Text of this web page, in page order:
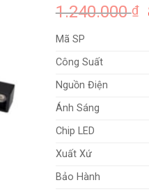
1.240.000₫
Mã SP
Công Suất
Nguồn Điện
Ánh Sáng
Chip LED
Xuất Xứ
Bảo Hành